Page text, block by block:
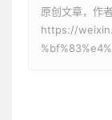
原创文章，作
https://